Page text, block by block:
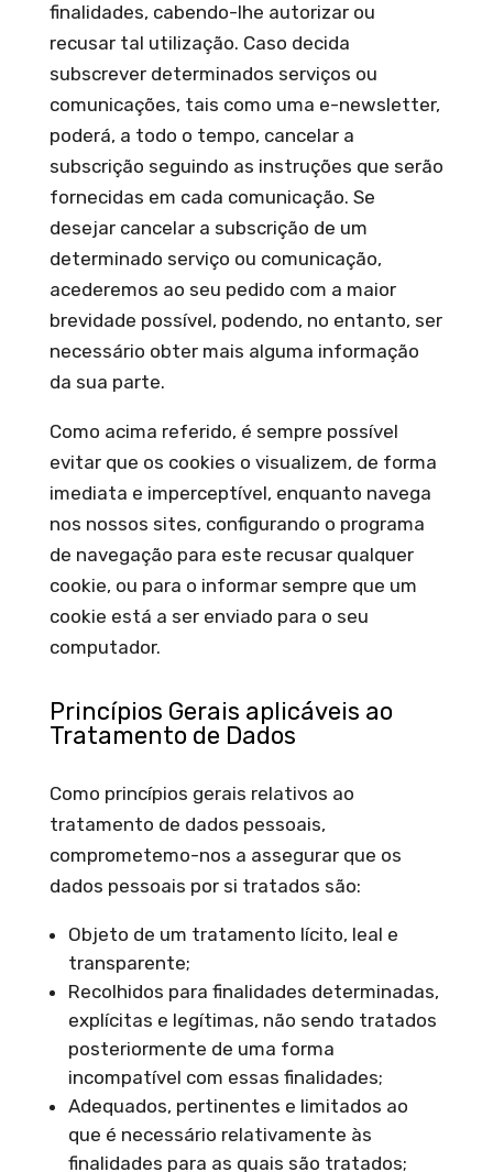
finalidades, cabendo-lhe autorizar ou
recusar tal utilização. Caso decida
subscrever determinados serviços ou
comunicações, tais como uma e-newsletter,
poderá, a todo o tempo, cancelar a
subscrição seguindo as instruções que serão
fornecidas em cada comunicação. Se
desejar cancelar a subscrição de um
determinado serviço ou comunicação,
acederemos ao seu pedido com a maior
brevidade possível, podendo, no entanto, ser
necessário obter mais alguma informação
da sua parte.
Como acima referido, é sempre possível
evitar que os cookies o visualizem, de forma
imediata e imperceptível, enquanto navega
nos nossos sites, configurando o programa
de navegação para este recusar qualquer
cookie, ou para o informar sempre que um
cookie está a ser enviado para o seu
computador.
Princípios Gerais aplicáveis ao
Tratamento de Dados
Como princípios gerais relativos ao
tratamento de dados pessoais,
comprometemo-nos a assegurar que os
dados pessoais por si tratados são:
Objeto de um tratamento lícito, leal e
transparente;
Recolhidos para finalidades determinadas,
explícitas e legítimas, não sendo tratados
posteriormente de uma forma
incompatível com essas finalidades;
Adequados, pertinentes e limitados ao
que é necessário relativamente às
finalidades para as quais são tratados;